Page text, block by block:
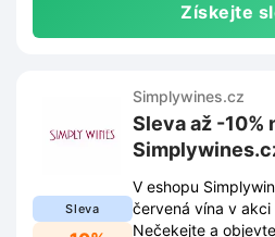
Získejte
Sleva
Simplywines.cz
Sleva až -10%
V eshopu
červená vína v akci
Nečekejte a